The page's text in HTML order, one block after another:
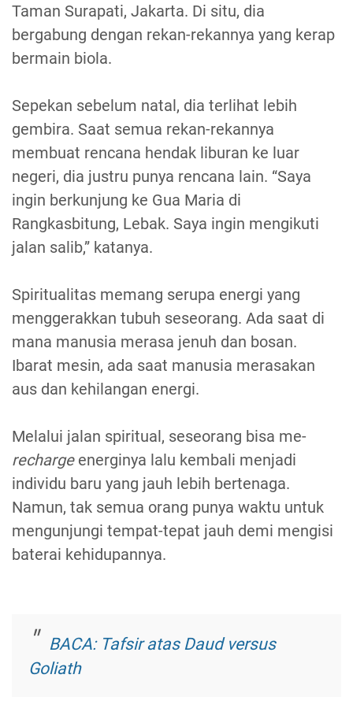
Taman Surapati, Jakarta. Di situ, dia
bergabung dengan rekan-rekannya yang kerap
bermain biola.
Sepekan sebelum natal, dia terlihat lebih
gembira. Saat semua rekan-rekannya
membuat rencana hendak liburan ke luar
negeri, dia justru punya rencana lain. “Saya
ingin berkunjung ke Gua Maria di
Rangkasbitung, Lebak. Saya ingin mengikuti
jalan salib,” katanya.
Spiritualitas memang serupa energi yang
menggerakkan tubuh seseorang. Ada saat di
mana manusia merasa jenuh dan bosan.
Ibarat mesin, ada saat manusia merasakan
aus dan kehilangan energi.
Melalui jalan spiritual, seseorang bisa me-
rechargeenerginya lalu kembali menjadi
individu baru yang jauh lebih bertenaga.
Namun, tak semua orang punya waktu untuk
mengunjungi tempat-tepat jauh demi mengisi
baterai kehidupannya.
BACA: Tafsir atas Daud versus
Goliath